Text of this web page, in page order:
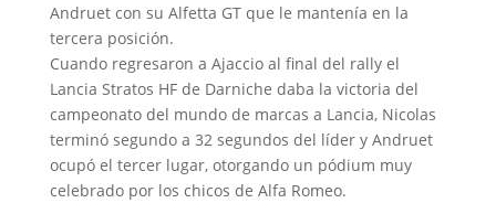
Andruet con su Alfetta GT que le mantenía en la
tercera posición.
Cuando regresaron a Ajaccio al final del rally el
Lancia Stratos HF de Darniche daba la victoria del
campeonato del mundo de marcas a Lancia, Nicolas
terminó segundo a 32 segundos del líder y Andruet
ocupó el tercer lugar, otorgando un pódium muy
celebrado por los chicos de Alfa Romeo.